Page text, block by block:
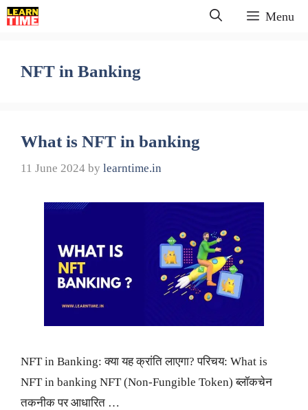
Skip
to
Menu
NFT in Banking
What is NFT in banking
11 June 2024 by learntime.in
NFT in Banking: क्या यह क्रांति लाएगा? परिचय: What is
NFT in banking NFT (Non-Fungible Token) ब्लॉकचेन
तकनीक पर आधारित …